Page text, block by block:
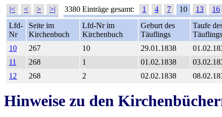
|< < > >| 3380 Einträge gesamt: 1 4 7 10 13
16
Lfd-
Nr
Seite im
Kirchenbuch
Lfd-Nr im
Kirchenbuch
Geburt des
Täuflings
Taufe
Täuflings
10
267 10 29.01.1838
11
268 1 01.02.1838
12
268 2 02.02.1838
Hinweise zu den